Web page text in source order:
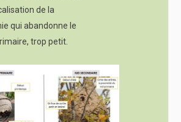
de la
qui abandonne le
trop petit.